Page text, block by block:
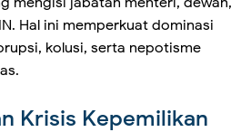
Hal ini memperkuat dominasi
kolusi, serta nepotisme
Krisis Kepemilikan